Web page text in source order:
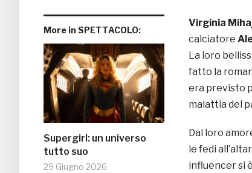
More in SPETTACOLO:
Supergirl: un universo
tutto suo
29 Giugno 2026
Virginia
calciatore
La loro
fatto la
era previsto
malattia del
Dal loro
le fedi
influencer si